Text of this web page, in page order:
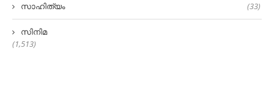
സാഹിത്യം (33)
സിനിമ
(1,513)